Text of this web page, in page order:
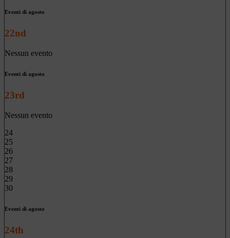
Eventi di agosto
22nd
Nessun evento
Eventi di agosto
23rd
Nessun evento
24
25
26
27
28
29
30
Eventi di agosto
24th